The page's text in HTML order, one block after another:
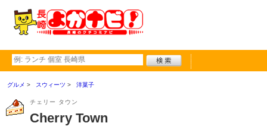
グルメ スウィーツ 洋菓子
チェリー タウン
Cherry Town